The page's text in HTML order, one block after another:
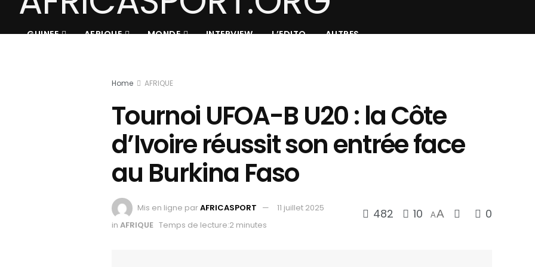
GUINEE AFRIQUE MONDE INTERVIEW L’EDITO AUTRES
Home AFRIQUE
Tournoi UFOA-B U20 : la Côte
d’Ivoire réussit son entrée face
au Burkina Faso
Mis en ligne parAFRICASPORT
11 juillet 2025
in AFRIQUE Temps de lecture:2 minutes
482 10 AA 0